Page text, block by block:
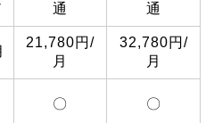
通
通
21,780円/
月
32,780円/
月
〇 〇